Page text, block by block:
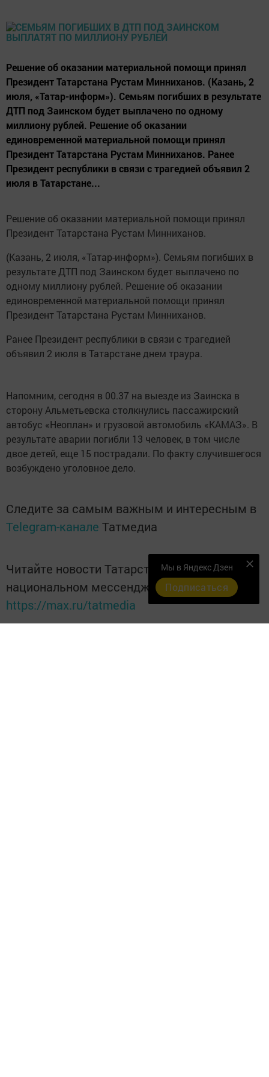
Решение об оказании материальной помощи принял
Президент Татарстана Рустам Минниханов. (Казань, 2
июля, «Татар-информ»). Семьям погибших в результате
ДТП под Заинском будет выплачено по одному
миллиону рублей. Решение об оказании
единовременной материальной помощи принял
Президент Татарстана Рустам Минниханов. Ранее
Президент республики в связи с трагедией объявил 2
июля в Татарстане...
Решение об оказании материальной помощи принял
Президент Татарстана Рустам Минниханов.
(Казань, 2 июля, «Татар-информ»). Семьям погибших в
результате ДТП под Заинском будет выплачено по
одному миллиону рублей. Решение об оказании
единовременной материальной помощи принял
Президент Татарстана Рустам Минниханов.
Ранее Президент республики в связи с трагедией
объявил 2 июля в Татарстане днем траура.
Напомним, сегодня в 00.37 на выезде из Заинска в
сторону Альметьевска столкнулись пассажирский
автобус «Неоплан» и грузовой автомобиль «КАМАЗ». В
результате аварии погибли 13 человек, в том числе
двое детей, еще 15 пострадали. По факту случившегося
возбуждено уголовное дело.
Следите за самым важным и интересным в
Telegram-канале Татмедиа
Читайте новости Татарстана в
национальном мессенджере MАХ:
https://max.ru/tatmedia
Мы в Яндекс Дзен
Подписаться